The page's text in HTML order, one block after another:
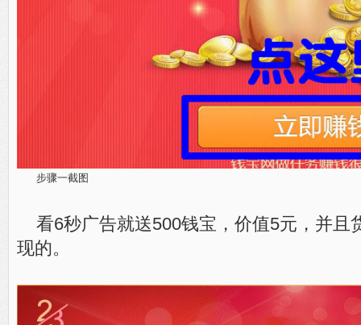
步骤一截图
看6秒广告就送500钱宝，价值5元，并且
现的。